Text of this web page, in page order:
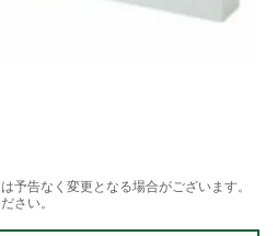
予告なく変更となる場合がございます。
さい。